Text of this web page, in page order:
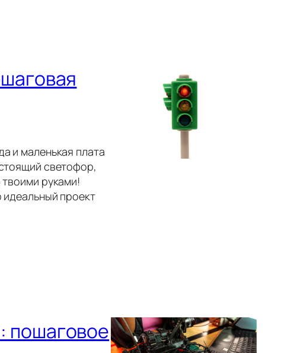
и маленькая плата
светофор,
руками!
проект
пошаговое